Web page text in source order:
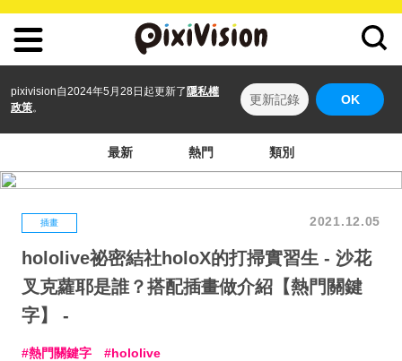
pixivision自2024年5月28日起更新了 隱私權
政策。
更新記錄 OK
最新 熱門 類別
插畫 2021.12.05
hololive祕密結社holoX的打掃實習生 - 沙花
叉克蘿耶是誰？搭配插畫做介紹【熱門關鍵
字】 -
熱門關鍵字 hololive